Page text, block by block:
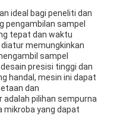
ideal bagi peneliti dan
pengambilan sampel
tepat dan waktu
memungkinkan
sampel
presisi tinggi dan
handal, mesin ini dapat
dan
adalah pilihan sempurna
mikroba yang dapat